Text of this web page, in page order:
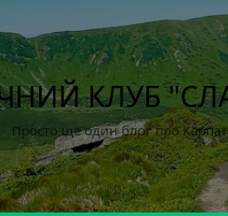
КЛУБ
Просто ще один блог про